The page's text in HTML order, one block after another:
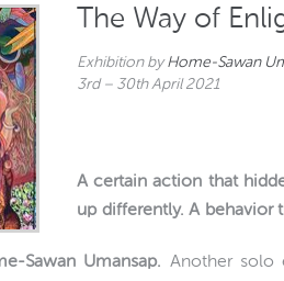
The Way of
Exhibition byHome-Sawan
3rd – 30th April 2021
Sawan Umansap. Another solo
A certain action that
up differently. A behavior